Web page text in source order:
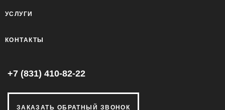
УСЛУГИ
КОНТАКТЫ
+7 (831) 410-82-22
ЗАКАЗАТЬ ОБРАТНЫЙ ЗВОНОК